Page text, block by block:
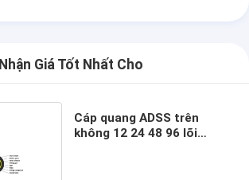
Nhận Giá Tốt Nhất Cho
Cáp quang ADSS trên
không 12 24 48 96 lõi